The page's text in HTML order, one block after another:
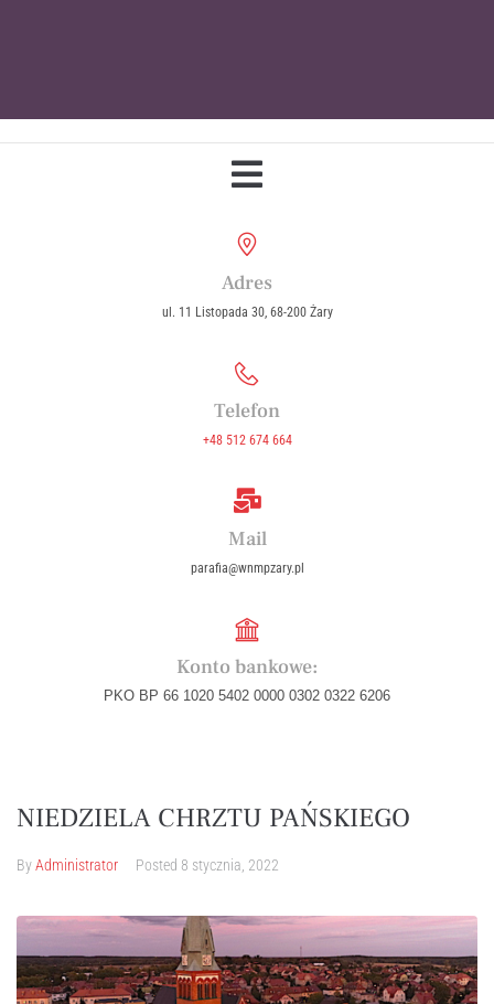
Adres
ul. 11 Listopada 30, 68-200 Żary
Telefon
+48 512 674 664
Mail
parafia@wnmpzary.pl
Konto bankowe:
PKO BP 66 1020 5402 0000 0302 0322 6206
NIEDZIELA CHRZTU PAŃSKIEGO
ByAdministrator Posted 8 stycznia, 2022